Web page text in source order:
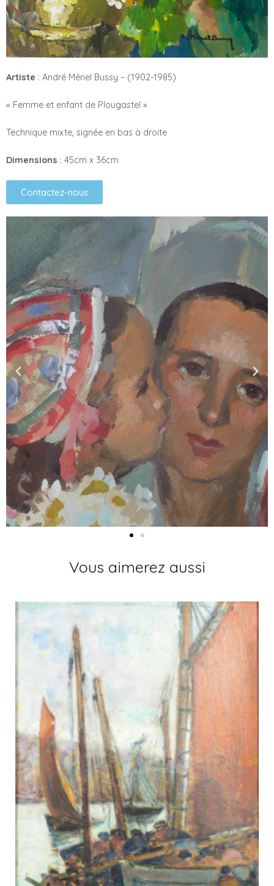
Artiste : André Mériel Bussy – (1902-1985)
« Femme et enfant de Plougastel »
Technique mixte, signée en bas à droite
Dimensions : 45cm x 36cm
Contactez-nous
Vous aimerez aussi